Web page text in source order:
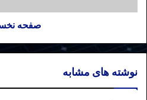
صفحه
نوشته های مشابه